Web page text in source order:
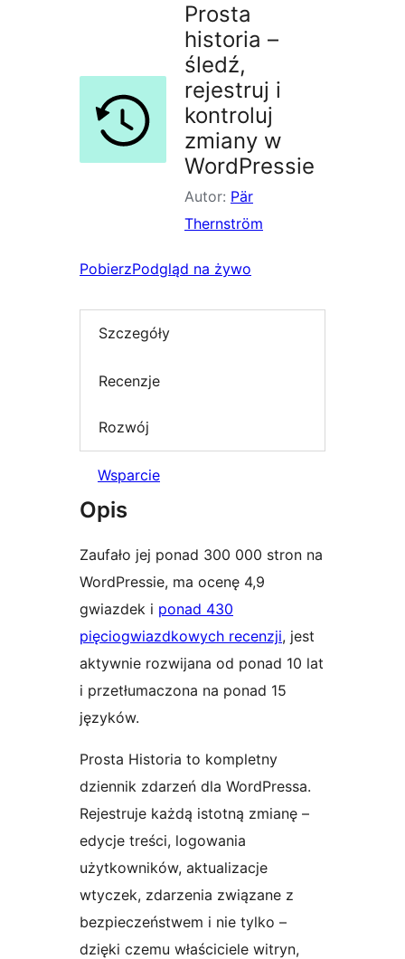
Prosta
historia –
śledź,
rejestruj i
kontroluj
zmiany w
WordPressie
Autor: Pär
Thernström
PobierzPodgląd na żywo
Szczegóły
Recenzje
Rozwój
Wsparcie
Opis
Zaufało jej ponad 300 000 stron na
WordPressie, ma ocenę 4,9
gwiazdek i ponad 430
pięciogwiazdkowych recenzji, jest
aktywnie rozwijana od ponad 10 lat
i przetłumaczona na ponad 15
języków.
Prosta Historia to kompletny
dziennik zdarzeń dla WordPressa.
Rejestruje każdą istotną zmianę –
edycje treści, logowania
użytkowników, aktualizacje
wtyczek, zdarzenia związane z
bezpieczeństwem i nie tylko –
dzięki czemu właściciele witryn,